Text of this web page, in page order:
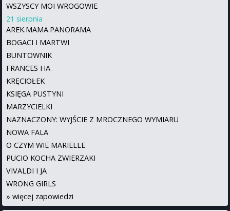
WSZYSCY MOI WROGOWIE
21 sierpnia
AREK.MAMA.PANORAMA
BOGACI I MARTWI
BUNTOWNIK
FRANCES HA
KRĘCIOŁEK
KSIĘGA PUSTYNI
MARZYCIELKI
NAZNACZONY: WYJŚCIE Z MROCZNEGO WYMIARU
NOWA FALA
O CZYM WIE MARIELLE
PUCIO KOCHA ZWIERZAKI
VIVALDI I JA
WRONG GIRLS
» więcej zapowiedzi